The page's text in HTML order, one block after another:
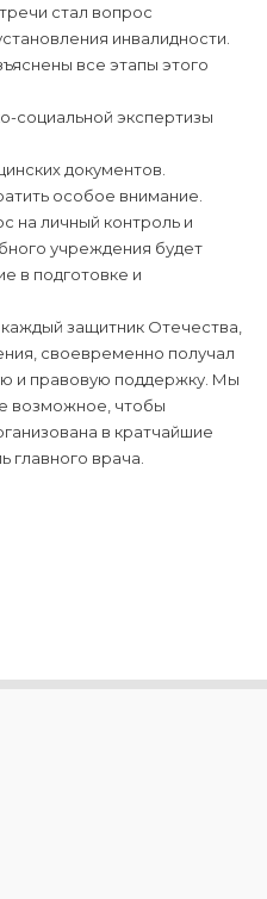
стал вопрос
инвалидности.
все этапы этого
социальной экспертизы
документов.
особое внимание.
на личный контроль и
учреждения будет
в подготовке и
защитник Отечества,
своевременно получал
и правовую поддержку. Мы
возможное, чтобы
в кратчайшие
главного врача.